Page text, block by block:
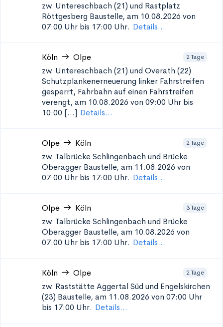
zw. Untereschbach (21) und Rastplatz
Röttgesberg Baustelle, am 10.08.2026 von
07:00 Uhr bis 17:00 Uhr. Details...
Köln Olpe 2 Tage
zw. Untereschbach (21) und Overath (22)
Schutzplankenerneuerung linker Fahrstreifen
gesperrt, Fahrbahn auf einen Fahrstreifen
verengt, am 10.08.2026 von 09:00 Uhr bis
10:00 [...] Details...
Olpe Köln 2 Tage
zw. Talbrücke Schlingenbach und Brücke
Oberagger Baustelle, am 11.08.2026 von
07:00 Uhr bis 17:00 Uhr. Details...
Olpe Köln 3 Tage
zw. Talbrücke Schlingenbach und Brücke
Oberagger Baustelle, am 10.08.2026 von
07:00 Uhr bis 17:00 Uhr. Details...
Köln Olpe 2 Tage
zw. Raststätte Aggertal Süd und Engelskirchen
(23) Baustelle, am 11.08.2026 von 07:00 Uhr
bis 17:00 Uhr. Details...